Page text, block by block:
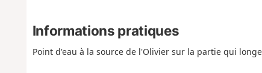
Informations pratiques
Point d'eau à la source de l'Olivier sur la partie qui